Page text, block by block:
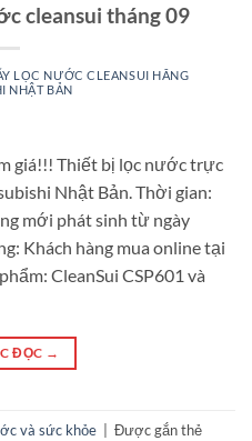
cleansui tháng 09
LỌC NƯỚC CLEANSUI HÃNG
NHẬT BẢN
giá!!! Thiết bị lọc nước trực
Nhật Bản. Thời gian:
mới phát sinh từ ngày
Khách hàng mua online tại
CleanSui CSP601 và
ĐỌC →
và sức khỏe
Được gắn thẻ